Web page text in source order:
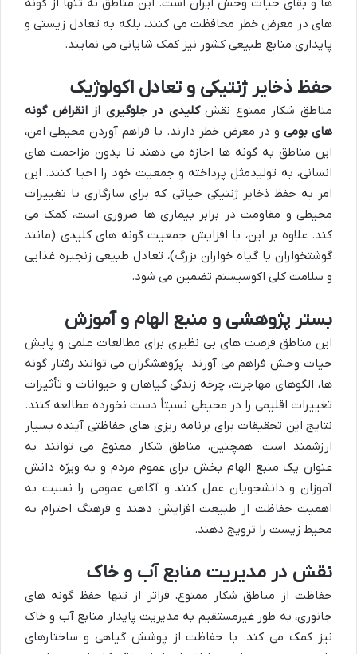
ها و بقای حیات وحش ایران است. این مناطق نه تنها از گونه
های در معرض خطر محافظت می کنند، بلکه به تعادل زیستی و
پایداری منابع طبیعی کشور نیز کمک شایانی می نمایند.
حفظ ذخایر ژنتیکی و تعادل اکولوژیک
مناطق شکار ممنوع نقشکلیدی در جلوگیری از انقراض گونه
های بومی و در معرض خطر دارند. با فراهم آوردن محیطی امن،
این مناطق به گونه ها اجازه می دهند تا بدون مزاحمت های
انسانی، به تولیدمثل پرداخته و جمعیت خود را احیا کنند. این
امر به حفظ ذخایر ژنتیکی حیاتی که برای سازگاری با تغییرات
محیطی و مقاومت در برابر بیماری ها ضروری است، کمک می
کند. علاوه بر این، با افزایش جمعیت گونه های کلیدی (مانند
گوشتخواران یا گیاه خواران بزرگ)، تعادل طبیعی زنجیره غذایی
و سلامت کلی اکوسیستم تضمین می شود.
بستر پژوهشی و منبع الهام و آموزش
این مناطق فرصت های بی نظیری برای مطالعات علمی و پایش
حیات وحش فراهم می آورند. پژوهشگران می توانند رفتار گونه
ها، الگوهای مهاجرت، چرخه زندگی گیاهان و حیوانات و تأثیرات
تغییرات اقلیمی را در محیطی نسبتاً دست نخورده مطالعه کنند.
نتایج این تحقیقات برای برنامه ریزی های حفاظتی آینده بسیار
ارزشمند است. همچنین، مناطق شکار ممنوع می توانند به
عنوان یک منبع الهام بخش برای عموم مردم و به ویژه دانش
آموزان و دانشجویان عمل کنند و آگاهی عمومی را نسبت به
اهمیت حفاظت از طبیعت افزایش دهند و فرهنگ احترام به
محیط زیست را ترویج دهند.
نقش در مدیریت منابع آب و خاک
حفاظت از مناطق شکار ممنوع، فراتر از تنها حفظ گونه های
جانوری، به طور غیرمستقیم به مدیریت پایدار منابع آب و خاک
نیز کمک می کند. با حفاظت از پوشش گیاهی و ساختارهای